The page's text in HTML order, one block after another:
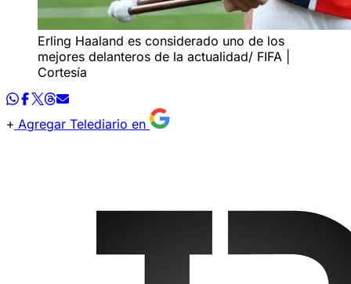
Erling Haaland es considerado uno de los
mejores delanteros de la actualidad/ FIFA |
Cortesía
Agregar Telediario en